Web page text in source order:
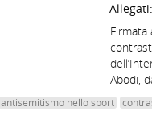
Allegati:
Firmata
Abodi,
antisemitismo nello sport